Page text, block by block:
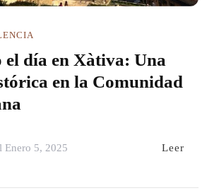
el día en Xàtiva: Una
en la Comunidad
Enero 5, 2025 Leer